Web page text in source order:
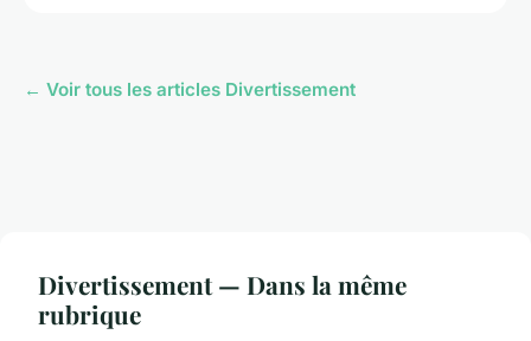
← Voir tous les articles Divertissement
Divertissement — Dans la même
rubrique